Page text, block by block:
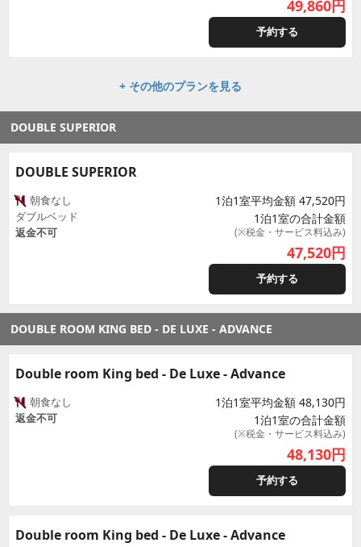
49,860円
予約する
+ その他のプランを見る
DOUBLE SUPERIOR
DOUBLE SUPERIOR
朝食なし
ダブルベッド
返金不可
1泊1室平均金額 47,520円
1泊1室の合計金額
(※税金・サービス料込み)
47,520円
予約する
DOUBLE ROOM KING BED - DE LUXE - ADVANCE
Double room King bed - De Luxe - Advance
朝食なし
返金不可
1泊1室平均金額 48,130円
1泊1室の合計金額
(※税金・サービス料込み)
48,130円
予約する
Double room King bed - De Luxe - Advance